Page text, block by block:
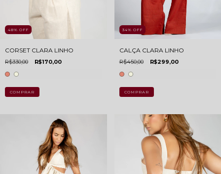
48% OFF
CORSET CLARA LINHO
R$330,00 R$170,00
COMPRAR
34% OFF
CALÇA CLARA LINHO
R$450,00 R$299,00
COMPRAR